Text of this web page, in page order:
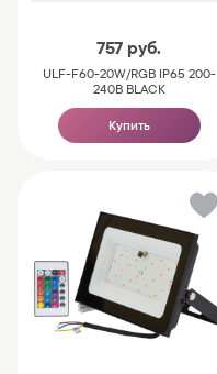
757 руб.
ULF-F60-20W/RGB IP65 200-
240В BLACK
Купить